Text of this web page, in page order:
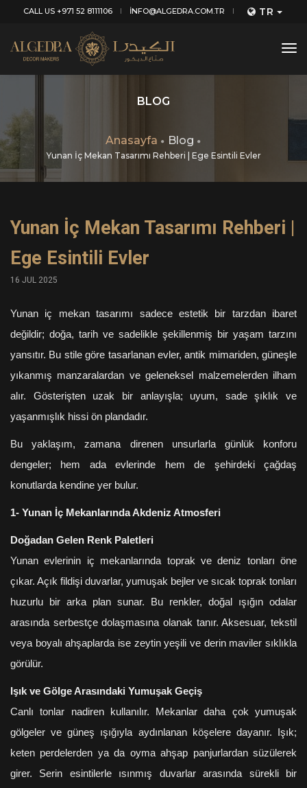
CALL US +971 52 8111106 INFO@ALGEDRA.COM.TR TR
BLOG
Anasayfa Blog
Yunan İç Mekan Tasarımı Rehberi | Ege Esintili Evler
Yunan İç Mekan Tasarımı Rehberi |
Ege Esintili Evler
16 JUL 2025
Yunan iç mekan tasarımı sadece estetik bir tarzdan ibaret
değildir; doğa, tarih ve sadelikle şekillenmiş bir yaşam tarzını
yansıtır. Bu stile göre tasarlanan evler, antik mimariden, güneşle
yıkanmış manzaralardan ve geleneksel malzemelerden ilham
alır. Gösterişten uzak bir anlayışla; uyum, sade şıklık ve
yaşanmışlık hissi ön plandadır.
Bu yaklaşım, zamana direnen unsurlarla günlük konforu
dengeler; hem ada evlerinde hem de şehirdeki çağdaş
konutlarda kendine yer bulur.
1- Yunan İç Mekanlarında Akdeniz Atmosferi
Doğadan Gelen Renk Paletleri
Yunan evlerinin iç mekanlarında toprak ve deniz tonları öne
çıkar. Açık fildişi duvarlar, yumuşak bejler ve sıcak toprak tonları
huzurlu bir arka plan sunar. Bu renkler, doğal ışığın odalar
arasında serbestçe dolaşmasına olanak tanır. Aksesuar, tekstil
veya boyalı ahşaplarda ise zeytin yeşili ve derin maviler sıklıkla
görülür.
Işık ve Gölge Arasındaki Yumuşak Geçiş
Canlı tonlar nadiren kullanılır. Mekanlar daha çok yumuşak
gölgeler ve güneş ışığıyla aydınlanan köşelere dayanır. Işık;
keten perdelerden ya da oyma ahşap panjurlardan süzülerek
girer. Serin esintilerle ısınmış duvarlar arasında sürekli bir